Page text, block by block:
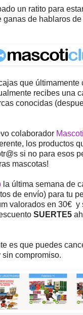
un ratito para
ganas de hablaros
que últimamente
recibes una
conocidas
colaborador
los productos
si no para esos
mascotas!
la última semana de
de envío) para tu
valorados en 30€ y
SUERTE5
es que puedes
compromiso.